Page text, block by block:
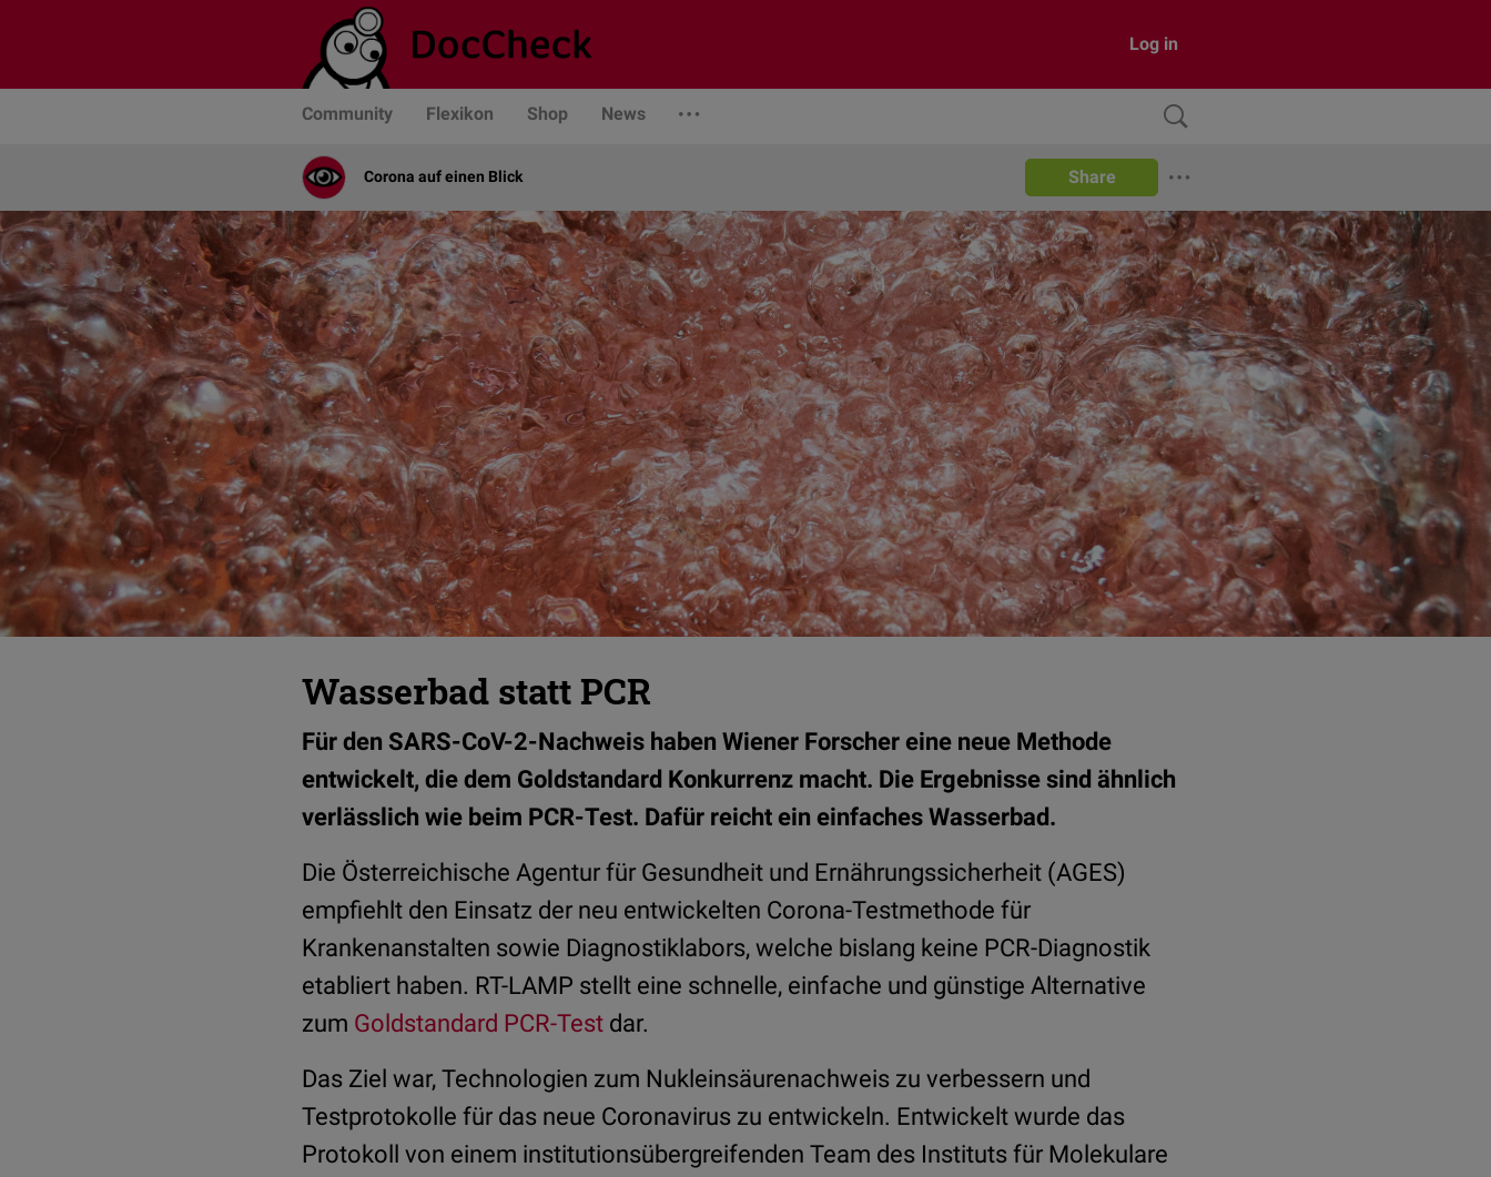
Log in
Community Flexikon Shop News
Corona auf einen Blick Share
Wasserbad statt PCR
Für den SARS-CoV-2-Nachweis haben Wiener Forscher eine neue Methode
entwickelt, die dem Goldstandard Konkurrenz macht. Die Ergebnisse sind ähnlich
verlässlich wie beim PCR-Test. Dafür reicht ein einfaches Wasserbad.
Die Österreichische Agentur für Gesundheit und Ernährungssicherheit (AGES)
empfiehlt den Einsatz der neu entwickelten Corona-Testmethode für
Krankenanstalten sowie Diagnostiklabors, welche bislang keine PCR-Diagnostik
etabliert haben. RT-LAMP stellt eine schnelle, einfache und günstige Alternative
zum Goldstandard PCR-Test dar.
Das Ziel war, Technologien zum Nukleinsäurenachweis zu verbessern und
Testprotokolle für das neue Coronavirus zu entwickeln. Entwickelt wurde das
Protokoll von einem institutionsübergreifenden Team des Instituts für Molekulare